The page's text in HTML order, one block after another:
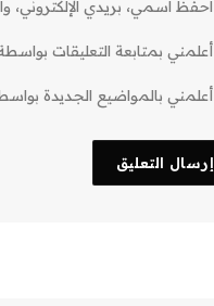
احفظ اسمي، بريدي الإلكتروني،
أعلمني بمتابعة التعليقات بواسطة
أعلمني بالمواضيع الجديدة